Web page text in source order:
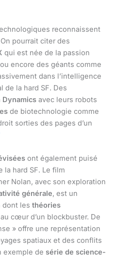
reconnaissent
pourrait citer des
qui est née de la passion
encore des géants comme
dans l’intelligence
de la hard SF. Des
Dynamics avec leurs robots
de biotechnologie comme
sorties des pages d’un
ont également puisé
la hard SF. Le film
Nolan, avec son exploration
générale, est un
dont les théories
cœur d’un blockbuster. De
» offre une représentation
spatiaux et des conflits
exemple de série de science-